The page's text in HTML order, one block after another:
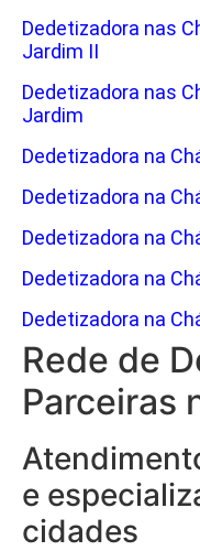
Dedetizadora nas
Jardim II
Dedetizadora nas
Jardim
Dedetizadora na
Dedetizadora na
Dedetizadora na
Dedetizadora na
Dedetizadora na
Rede de
Parceiras
e
cidades